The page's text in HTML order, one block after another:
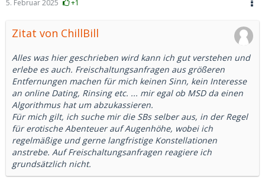
5. Februar 2025 +1
Zitat von ChillBill
Alles was hier geschrieben wird kann ich gut verstehen und
erlebe es auch. Freischaltungsanfragen aus größeren
Entfernungen machen für mich keinen Sinn, kein Interesse
an online Dating, Rinsing etc. ... mir egal ob MSD da einen
Algorithmus hat um abzukassieren.
Für mich gilt, ich suche mir die SBs selber aus, in der Regel
für erotische Abenteuer auf Augenhöhe, wobei ich
regelmäßige und gerne langfristige Konstellationen
anstrebe. Auf Freischaltungsanfragen reagiere ich
grundsätzlich nicht.